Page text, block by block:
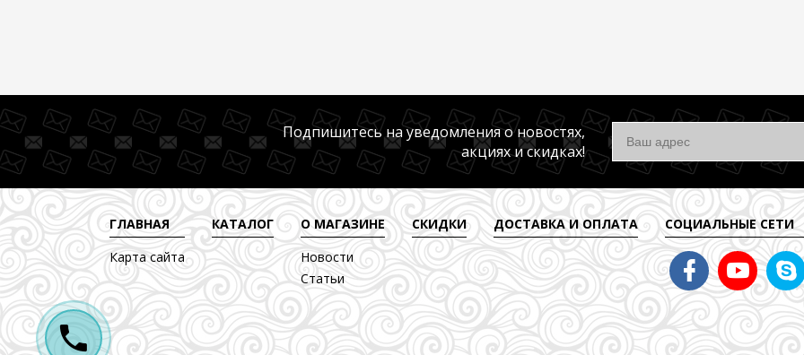
Подпишитесь на уведомления о новостях,
акциях и скидках!
ГЛАВНАЯ
Карта сайта
КАТАЛОГ
О МАГАЗИНЕ
Новости
Статьи
СКИДКИ ДОСТАВКА И ОПЛАТА СОЦИАЛЬНЫЕ СЕТИ